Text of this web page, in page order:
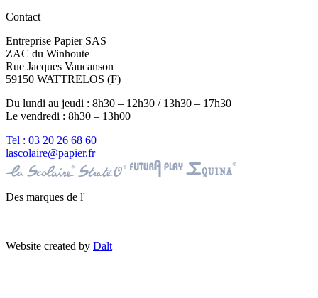
Contact
Entreprise Papier SAS
ZAC du Winhoute
Rue Jacques Vaucanson
59150 WATTRELOS (F)
Du lundi au jeudi : 8h30 – 12h30 / 13h30 – 17h30
Le vendredi : 8h30 – 13h00
Tel : 03 20 26 68 60
lascolaire@papier.fr
Des marques de l'
Website created by Dalt